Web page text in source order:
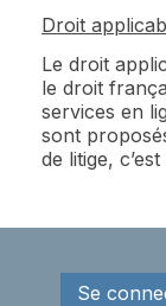
Droit
Le droit
le droit
services en
sont
de litige,
Se